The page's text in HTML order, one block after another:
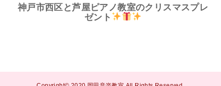
神戸市西区と芦屋ピアノ教室のクリスマスプレ
ゼント